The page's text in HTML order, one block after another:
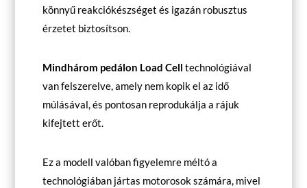
könnyű reakciókészséget és igazán robusztus
érzetet biztosítson.
Mindhárom pedálon Load Celltechnológiával
van felszerelve, amely nem kopik el az idő
múlásával, és pontosan reprodukálja a rájuk
kifejtett erőt.
Ez a modell valóban figyelemre méltó a
technológiában jártas motorosok számára, mivel